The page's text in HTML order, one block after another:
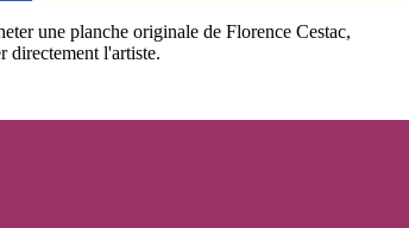
une planche originale de Florence Cestac,
directement l'artiste.